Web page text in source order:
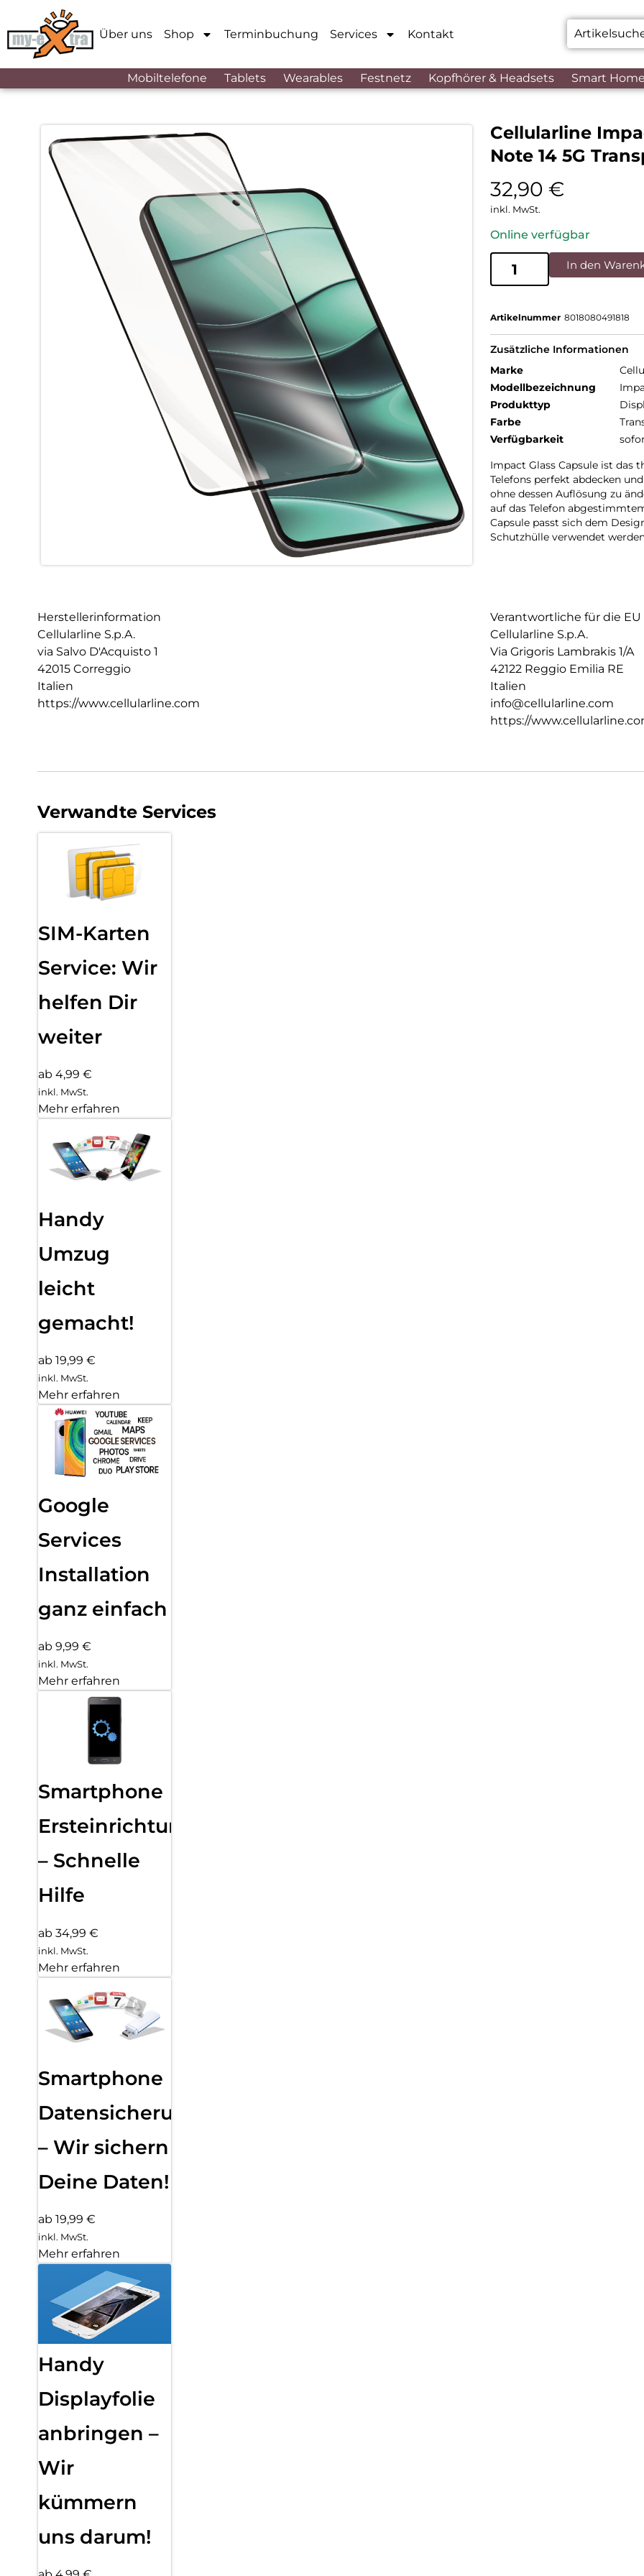
Über uns Shop Terminbuchung Services Kontakt
Mobiltelefone Tablets Wearables Festnetz Kopfhörer & Headsets Smart
Cellularline
Note 14 5G
32,90 €
inkl. MwSt.
Online verfügbar
In den
Artikelnummer 8018080491818
Zusätzliche Informationen
Marke
Modellbezeichnung
Produkttyp
Farbe
Verfügbarkeit
Impact Glass Capsule ist das
Telefons perfekt abdecken
ohne dessen Auflösung zu
auf das Telefon
Capsule passt sich dem
Schutzhülle verwendet
Herstellerinformation
Cellularline S.p.A.
via Salvo D'Acquisto 1
42015 Correggio
Italien
https://www.cellularline.com
Verantwortliche für die EU
Cellularline S.p.A.
Via Grigoris Lambrakis 1/A
42122 Reggio Emilia RE
Italien
info@cellularline.com
https://
Verwandte Services
SIM-Karten
Service: Wir
helfen Dir
weiter
ab 4,99 €
inkl. MwSt.
Mehr erfahren
Handy
Umzug
leicht
gemacht!
ab 19,99 €
inkl. MwSt.
Mehr erfahren
Google
Services
Installation
ganz einfach
ab 9,99 €
inkl. MwSt.
Mehr erfahren
Smartphone
Ersteinrichtung
– Schnelle
Hilfe
ab 34,99 €
inkl. MwSt.
Mehr erfahren
Smartphone
Datensicherung
– Wir sichern
Deine Daten!
ab 19,99 €
inkl. MwSt.
Mehr erfahren
Handy
Displayfolie
anbringen –
Wir
kümmern
uns darum!